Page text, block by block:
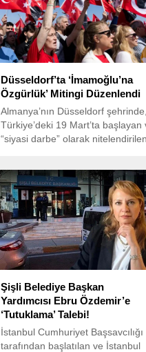
Düsseldorf’ta ‘İmamoğlu’na
Özgürlük’ Mitingi Düzenlendi
Almanya’nın Düsseldorf şehrinde,
Türkiye’deki 19 Mart’ta başlayan
“siyasi darbe” olarak nitelendirilen
Şişli Belediye Başkan
Yardımcısı Ebru Özdemir’e
‘Tutuklama’ Talebi!
İstanbul Cumhuriyet Başsavcılığı
tarafından başlatılan ve İstanbul